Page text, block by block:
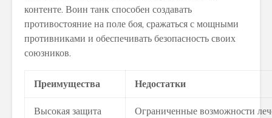
контенте. Воин танк способен создавать
противостояние на поле боя, сражаться с мощными
противниками и обеспечивать безопасность своих
союзников.
Преимущества Недостатки
Высокая защита Ограниченные возможности